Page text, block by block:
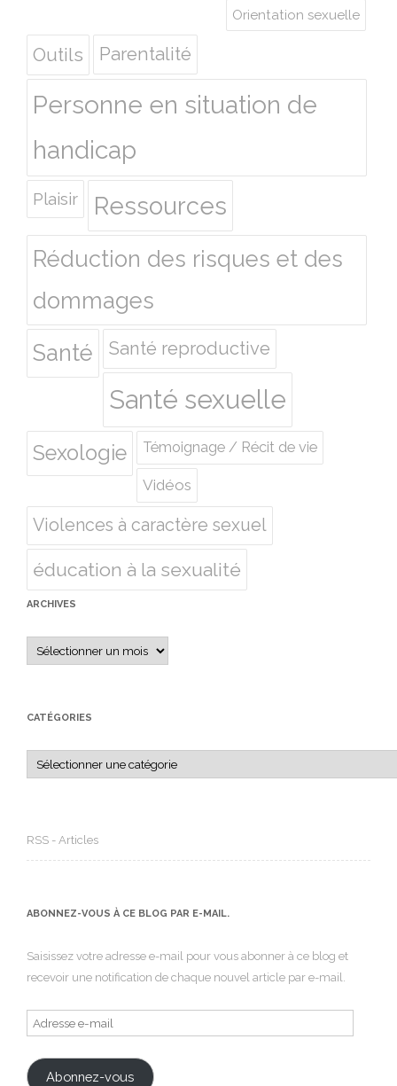
Orientation sexuelle
Outils Parentalité
Personne en situation de
handicap
Plaisir Ressources
Réduction des risques et des
dommages
Santé
Santé reproductive
Santé sexuelle
Sexologie Témoignage / Récit de vie
Vidéos
Violences à caractère sexuel
éducation à la sexualité
ARCHIVES
Archives
CATÉGORIES
Catégories
RSS - Articles
ABONNEZ-VOUS À CE BLOG PAR E-MAIL.
Saisissez votre adresse e-mail pour vous abonner à ce blog et
recevoir une notification de chaque nouvel article par e-mail.
Adresse
e-
mail
Abonnez-vous